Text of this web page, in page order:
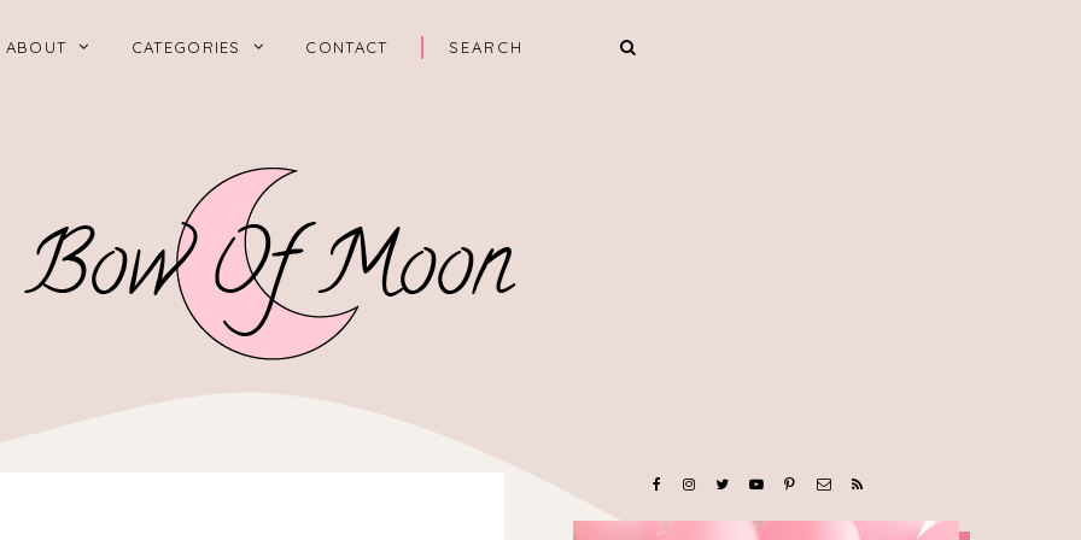
ABOUT CATEGORIES CONTACT